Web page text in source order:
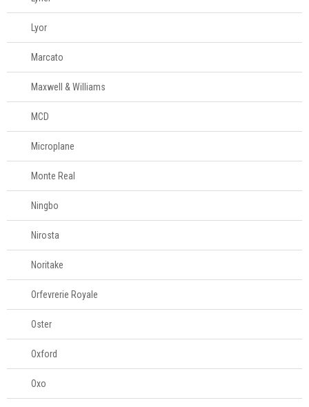
Lyor
Marcato
Maxwell & Williams
MCD
Microplane
Monte Real
Ningbo
Nirosta
Noritake
Orfevrerie Royale
Oster
Oxford
Oxo